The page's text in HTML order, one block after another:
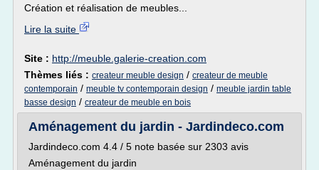
Création et réalisation de meubles...
Lire la suite
Site : http://meuble.galerie-creation.com
Thèmes liés : createur meuble design / createur de meuble
contemporain / meuble tv contemporain design / meuble jardin table
basse design / createur de meuble en bois
Aménagement du jardin - Jardindeco.com
Jardindeco.com 4.4 / 5 note basée sur 2303 avis
Aménagement du jardin